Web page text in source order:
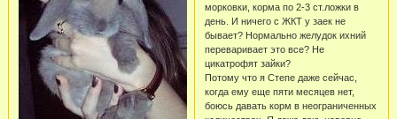
морковки, корма по 2-3 ст.ложки в
день. И ничего с ЖКТ у заек не
бывает? Нормально желудок ихний
переваривает это все? Не
цикатрофят зайки?
Потому что я Степе даже сейчас,
когда ему еще пяти месяцев нет,
боюсь давать корм в неограниченных